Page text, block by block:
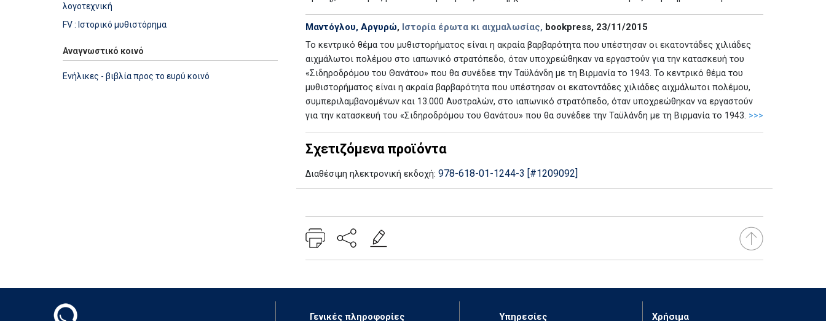
λογοτεχνική
FV : Ιστορικό μυθιστόρημα
Αναγνωστικό κοινό
Ενήλικες - βιβλία προς το ευρύ κοινό
Μαντόγλου, Αργυρώ, Ιστορία έρωτα κι αιχμαλωσίας, bookpress, 23/11/2015
Το κεντρικό θέμα του μυθιστορήματος είναι η ακραία βαρβαρότητα που υπέστησαν οι εκατοντάδες χιλιάδες
αιχμάλωτοι πολέμου στο ιαπωνικό στρατόπεδο, όταν υποχρεώθηκαν να εργαστούν για την κατασκευή του
«Σιδηροδρόμου του Θανάτου» που θα συνέδεε την Ταϋλάνδη με τη Βιρμανία το 1943. Το κεντρικό θέμα του
μυθιστορήματος είναι η ακραία βαρβαρότητα που υπέστησαν οι εκατοντάδες χιλιάδες αιχμάλωτοι πολέμου,
συμπεριλαμβανομένων και 13.000 Αυστραλών, στο ιαπωνικό στρατόπεδο, όταν υποχρεώθηκαν να εργαστούν
για την κατασκευή του «Σιδηροδρόμου του Θανάτου» που θα συνέδεε την Ταϋλάνδη με τη Βιρμανία το 1943. >>>
Σχετιζόμενα προϊόντα
Διαθέσιμη ηλεκτρονική εκδοχή: 978-618-01-1244-3 [#1209092]
Γενικές πληροφορίες Υπηρεσίες Χρήσιμα